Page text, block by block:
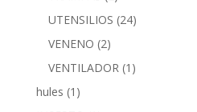
UTENSILIOS (24)
VENENO (2)
VENTILADOR (1)
hules (1)